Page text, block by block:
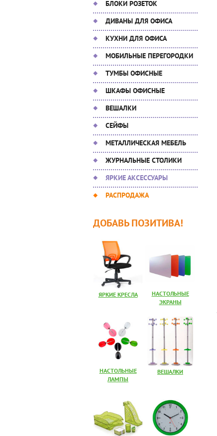
БЛОКИ РОЗЕТОК
ДИВАНЫ ДЛЯ ОФИСА
КУХНИ ДЛЯ ОФИСА
МОБИЛЬНЫЕ ПЕРЕГОРОДКИ
ТУМБЫ ОФИСНЫЕ
ШКАФЫ ОФИСНЫЕ
ВЕШАЛКИ
СЕЙФЫ
МЕТАЛЛИЧЕСКАЯ МЕБЕЛЬ
ЖУРНАЛЬНЫЕ СТОЛИКИ
ЯРКИЕ АКСЕССУАРЫ
РАСПРОДАЖА
ДОБАВЬ ПОЗИТИВА!
ЯРКИЕ КРЕСЛА
НАСТОЛЬНЫЕ
ЭКРАНЫ
НАСТОЛЬНЫЕ
ЛАМПЫ
ВЕШАЛКИ